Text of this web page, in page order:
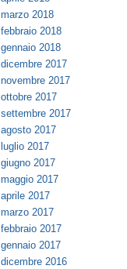
marzo 2018
febbraio 2018
gennaio 2018
dicembre 2017
novembre 2017
ottobre 2017
settembre 2017
agosto 2017
luglio 2017
giugno 2017
maggio 2017
aprile 2017
marzo 2017
febbraio 2017
gennaio 2017
dicembre 2016